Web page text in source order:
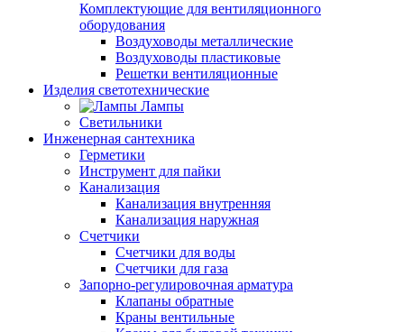
Комплектующие для вентиляционного
оборудования
Воздуховоды металлические
Воздуховоды пластиковые
Решетки вентиляционные
Изделия светотехнические
Лампы
Светильники
Инженерная сантехника
Герметики
Инструмент для пайки
Канализация
Канализация внутренняя
Канализация наружная
Счетчики
Счетчики для воды
Счетчики для газа
Запорно-регулировочная арматура
Клапаны обратные
Краны вентильные